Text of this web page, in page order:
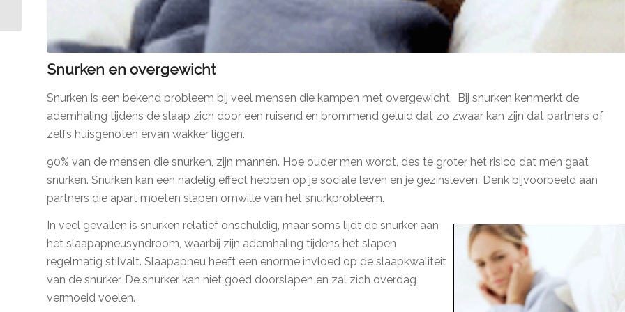
Snurken en overgewicht
Snurken is een bekend probleem bij veel mensen die kampen met overgewicht. Bij snurken kenmerkt de
ademhaling tijdens de slaap zich door een ruisend en brommend geluid dat zo zwaar kan zijn dat partners of
zelfs huisgenoten ervan wakker liggen.
90% van de mensen die snurken, zijn mannen. Hoe ouder men wordt, des te groter het risico dat men gaat
snurken. Snurken kan een nadelig effect hebben op je sociale leven en je gezinsleven. Denk bijvoorbeeld aan
partners die apart moeten slapen omwille van het snurkprobleem.
In veel gevallen is snurken relatief onschuldig, maar soms lijdt de snurker aan
het slaapapneusyndroom, waarbij zijn ademhaling tijdens het slapen
regelmatig stilvalt. Slaapapneu heeft een enorme invloed op de slaapkwaliteit
van de snurker. De snurker kan niet goed doorslapen en zal zich overdag
vermoeid voelen.